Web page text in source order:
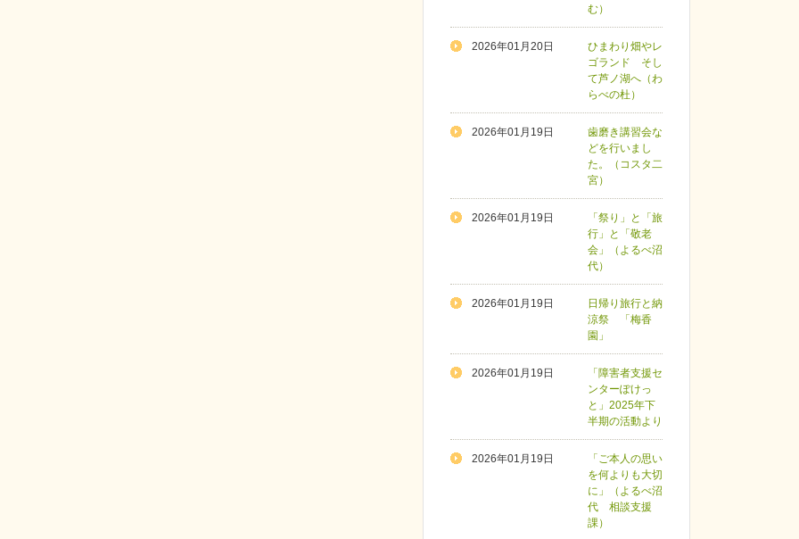
む）
2026年01月20日
ひまわり畑やレ
ゴランド そし
て芦ノ湖へ（わ
らべの杜）
2026年01月19日
歯磨き講習会な
どを行いまし
た。（コスタ二
宮）
2026年01月19日
「祭り」と「旅
行」と「敬老
会」（よるべ沼
代）
2026年01月19日
日帰り旅行と納
涼祭 「梅香
園」
2026年01月19日
「障害者支援セ
ンターぽけっ
と」2025年下
半期の活動より
2026年01月19日
「ご本人の思い
を何よりも大切
に」（よるべ沼
代 相談支援
課）